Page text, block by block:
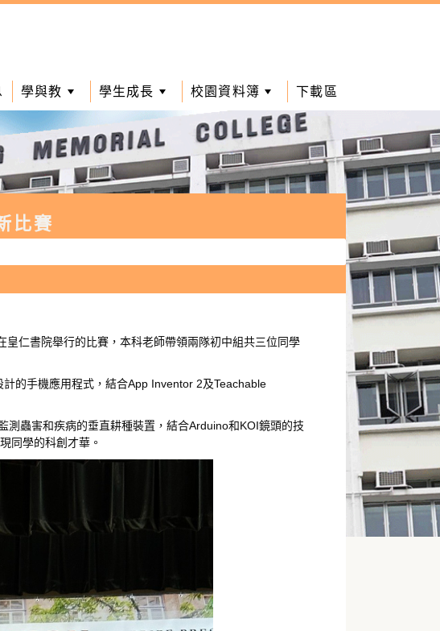
學與教 學生成長 校園資料簿 下載區
比賽
仁書院舉行的比賽，本科老師帶領兩隊初中組共三位同學
的手機應用程式，結合App Inventor 2及Teachable
蟲害和疾病的垂直耕種裝置，結合Arduino和KOI鏡頭的技
同學的科創才華。